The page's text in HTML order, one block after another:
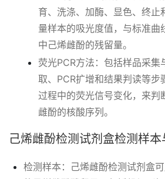
育、洗涤、加酶、显色、终止
量样本的吸光度值，与标准曲
中己烯雌酚的残留量。
荧光PCR方法：包括样品采集
取、PCR扩增和结果判读等步
过程中的荧光信号变化，来判
雌酚的核酸序列。
己烯雌酚检测试剂盒检测样本
检测样本：己烯雌酚检测试剂盒